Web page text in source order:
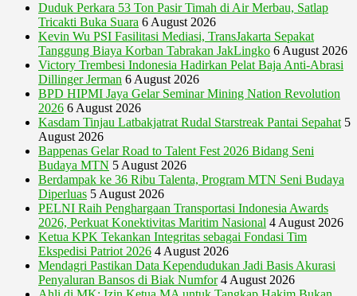
Duduk Perkara 53 Ton Pasir Timah di Air Merbau, Satlap
Tricakti Buka Suara 6 August 2026
Kevin Wu PSI Fasilitasi Mediasi, TransJakarta Sepakat
Tanggung Biaya Korban Tabrakan JakLingko 6 August 2026
Victory Trembesi Indonesia Hadirkan Pelat Baja Anti-Abrasi
Dillinger Jerman 6 August 2026
BPD HIPMI Jaya Gelar Seminar Mining Nation Revolution
2026 6 August 2026
Kasdam Tinjau Latbakjatrat Rudal Starstreak Pantai Sepahat 5
August 2026
Bappenas Gelar Road to Talent Fest 2026 Bidang Seni
Budaya MTN 5 August 2026
Berdampak ke 36 Ribu Talenta, Program MTN Seni Budaya
Diperluas 5 August 2026
PELNI Raih Penghargaan Transportasi Indonesia Awards
2026, Perkuat Konektivitas Maritim Nasional 4 August 2026
Ketua KPK Tekankan Integritas sebagai Fondasi Tim
Ekspedisi Patriot 2026 4 August 2026
Mendagri Pastikan Data Kependudukan Jadi Basis Akurasi
Penyaluran Bansos di Biak Numfor 4 August 2026